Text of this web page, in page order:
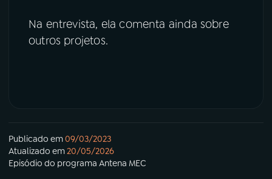
Na entrevista, ela comenta ainda sobre
outros projetos.
Publicado em09/03/2023
Atualizado em20/05/2026
Episódio do programa Antena MEC